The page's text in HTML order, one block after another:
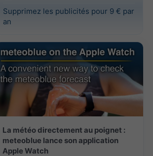
Supprimez les publicités pour 9 € par
an
La météo directement au poignet :
meteoblue lance son application
Apple Watch